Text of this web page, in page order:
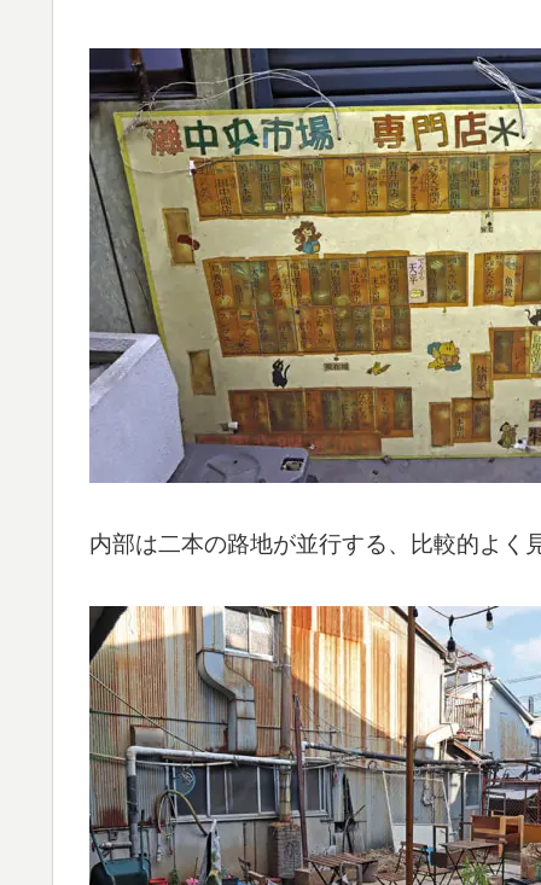
内部は二本の路地が並行する、比較的よく